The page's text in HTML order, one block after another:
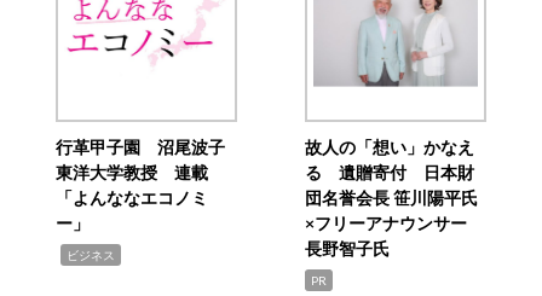
行革甲子園 沼尾波子
東洋大学教授 連載
「よんななエコノミ
ー」
ビジネス
故人の「想い」かなえ
る 遺贈寄付 日本財
団名誉会長 笹川陽平氏
×フリーアナウンサー
長野智子氏
PR